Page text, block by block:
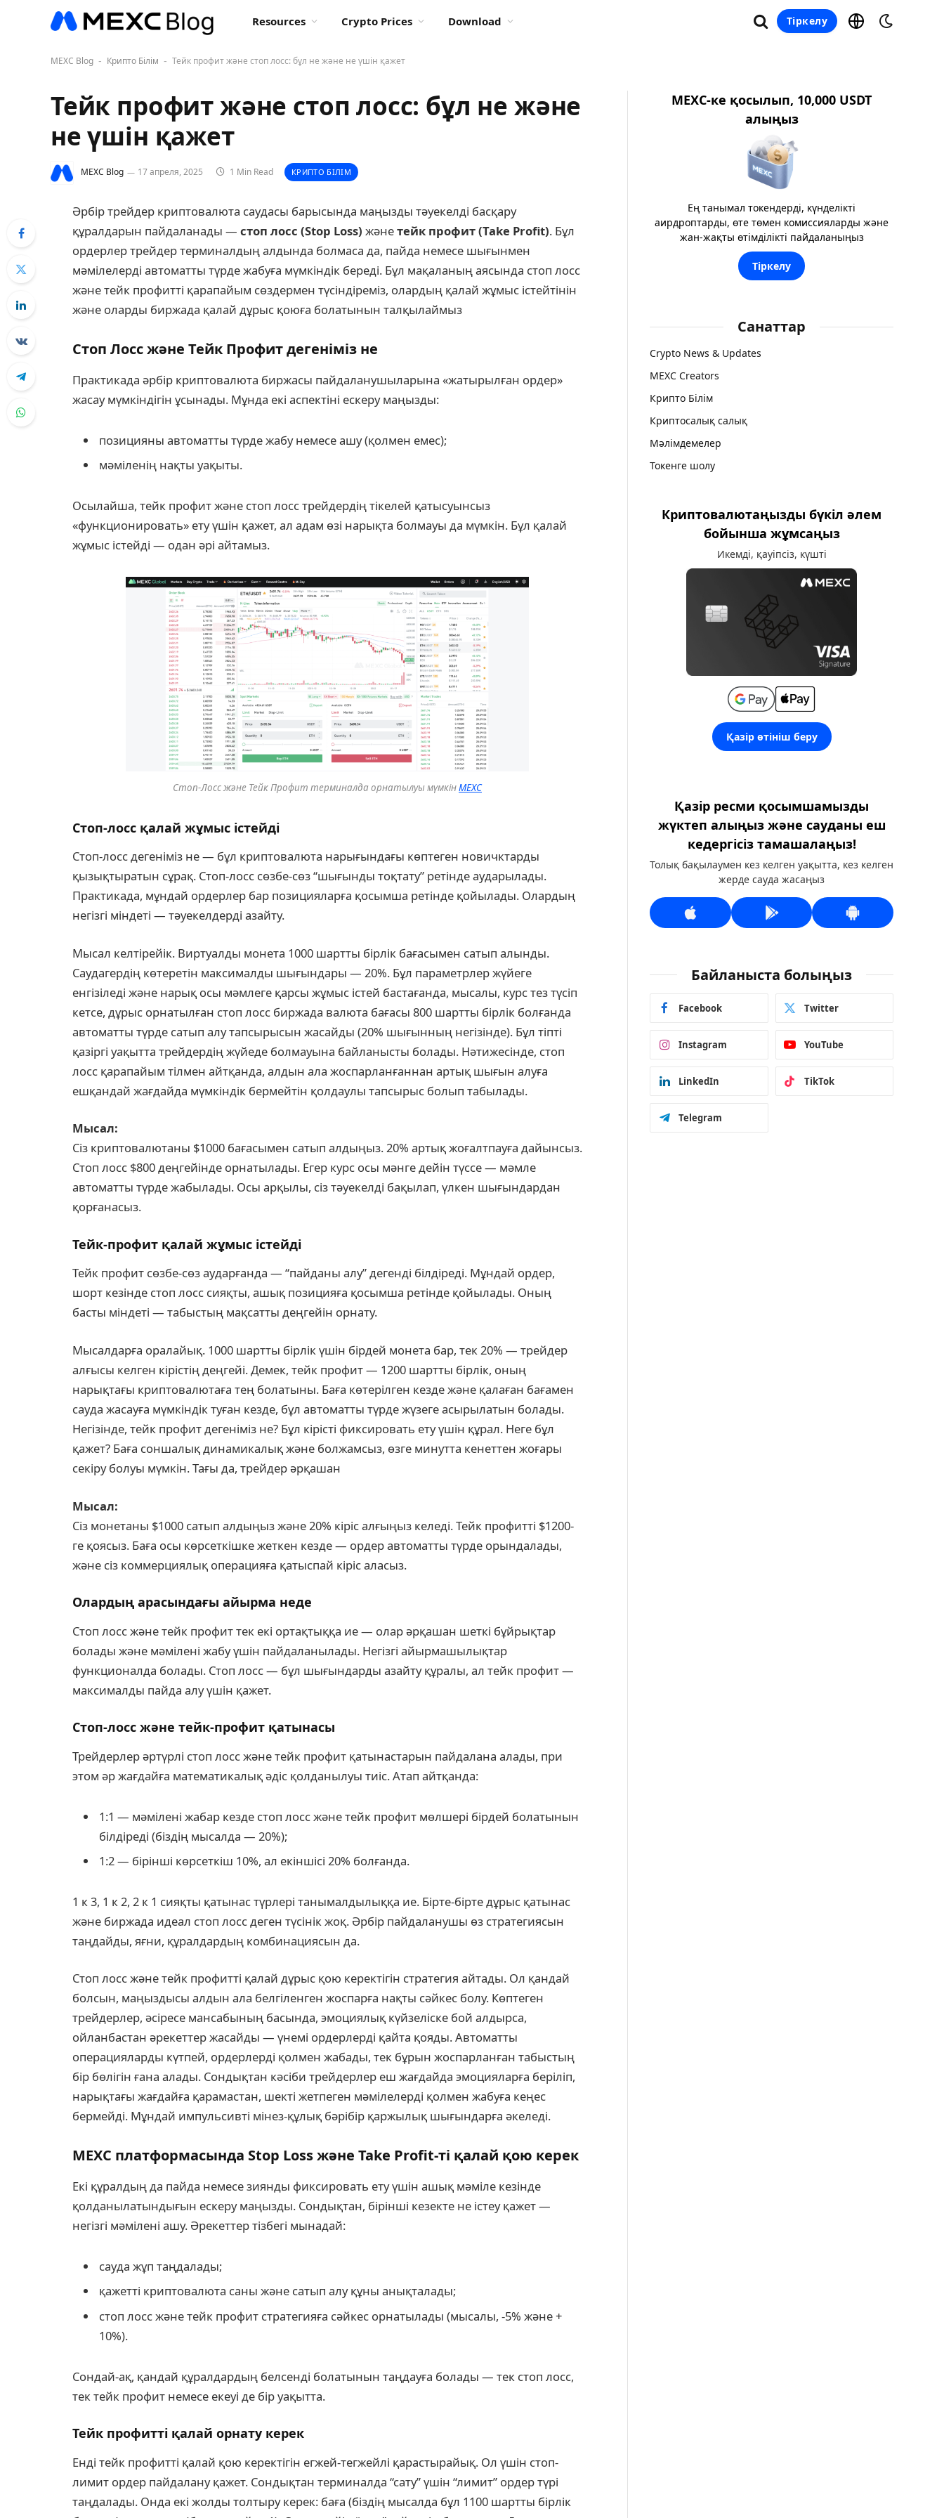
Resources Crypto Prices Download Тіркелу
MEXC Blog - Крипто Білім - Тейк профит және стоп лосс: бұл не және не үшін қажет
Тейк профит және стоп лосс: бұл не және
не үшін қажет
MEXC Blog 17 апреля, 2025 1 Min Read КРИПТО БІЛІМ
Әрбір трейдер криптовалюта саудасы барысында маңызды тәуекелді басқару
құралдарын пайдаланады — стоп лосс (Stop Loss) жәнетейк профит (Take Profit). Бұл
ордерлер трейдер терминалдың алдында болмаса да, пайда немесе шығынмен
мәмілелерді автоматты түрде жабуға мүмкіндік береді. Бұл мақаланың аясында стоп лосс
және тейк профитті қарапайым сөздермен түсіндіреміз, олардың қалай жұмыс істейтінін
және оларды биржада қалай дұрыс қоюға болатынын талқылаймыз
Стоп Лосс және Тейк Профит дегеніміз не
Практикада әрбір криптовалюта биржасы пайдаланушыларына «жатырылған ордер»
жасау мүмкіндігін ұсынады. Мұнда екі аспектіні ескеру маңызды:
позицияны автоматты түрде жабу немесе ашу (қолмен емес);
мәміленің нақты уақыты.
Осылайша, тейк профит және стоп лосс трейдердің тікелей қатысуынсыз
«функционировать» ету үшін қажет, ал адам өзі нарықта болмауы да мүмкін. Бұл қалай
жұмыс істейді — одан әрі айтамыз.
Стоп-Лосс және Тейк Профит терминалда орнатылуы мүмкінMEXC
Стоп-лосс қалай жұмыс істейді
Стоп-лосс дегеніміз не — бұл криптовалюта нарығындағы көптеген новичктарды
қызықтыратын сұрақ. Стоп-лосс сөзбе-сөз “шығынды тоқтату” ретінде аударылады.
Практикада, мұндай ордерлер бар позицияларға қосымша ретінде қойылады. Олардың
негізгі міндеті — тәуекелдерді азайту.
Мысал келтірейік. Виртуалды монета 1000 шартты бірлік бағасымен сатып алынды.
Саудагердің көтеретін максималды шығындары — 20%. Бұл параметрлер жүйеге
енгізіледі және нарық осы мәмлеге қарсы жұмыс істей бастағанда, мысалы, курс тез түсіп
кетсе, дұрыс орнатылған стоп лосс биржада валюта бағасы 800 шартты бірлік болғанда
автоматты түрде сатып алу тапсырысын жасайды (20% шығынның негізінде). Бұл тіпті
қазіргі уақытта трейдердің жүйеде болмауына байланысты болады. Нәтижесінде, стоп
лосс қарапайым тілмен айтқанда, алдын ала жоспарланғаннан артық шығын алуға
ешқандай жағдайда мүмкіндік бермейтін қолдаулы тапсырыс болып табылады.
Мысал:
Сіз криптовалютаны $1000 бағасымен сатып алдыңыз. 20% артық жоғалтпауға дайынсыз.
Стоп лосс $800 деңгейінде орнатылады. Егер курс осы мәнге дейін түссе — мәмле
автоматты түрде жабылады. Осы арқылы, сіз тәуекелді бақылап, үлкен шығындардан
қорғанасыз.
Тейк-профит қалай жұмыс істейді
Тейк профит сөзбе-сөз аударғанда — “пайданы алу” дегенді білдіреді. Мұндай ордер,
шорт кезінде стоп лосс сияқты, ашық позицияға қосымша ретінде қойылады. Оның
басты міндеті — табыстың мақсатты деңгейін орнату.
Мысалдарға оралайық. 1000 шартты бірлік үшін бірдей монета бар, тек 20% — трейдер
алғысы келген кірістің деңгейі. Демек, тейк профит — 1200 шартты бірлік, оның
нарықтағы криптовалютаға тең болатыны. Баға көтерілген кезде және қалаған бағамен
сауда жасауға мүмкіндік туған кезде, бұл автоматты түрде жүзеге асырылатын болады.
Негізінде, тейк профит дегеніміз не? Бұл кірісті фиксировать ету үшін құрал. Неге бұл
қажет? Баға соншалық динамикалық және болжамсыз, өзге минутта кенеттен жоғары
секіру болуы мүмкін. Тағы да, трейдер әрқашан
Мысал:
Сіз монетаны $1000 сатып алдыңыз және 20% кіріс алғыңыз келеді. Тейк профитті $1200-
ге қоясыз. Баға осы көрсеткішке жеткен кезде — ордер автоматты түрде орындалады,
және сіз коммерциялық операцияға қатыспай кіріс аласыз.
Олардың арасындағы айырма неде
Стоп лосс және тейк профит тек екі ортақтыққа ие — олар әрқашан шеткі бұйрықтар
болады және мәмілені жабу үшін пайдаланылады. Негізгі айырмашылықтар
функционалда болады. Стоп лосс — бұл шығындарды азайту құралы, ал тейк профит —
максималды пайда алу үшін қажет.
Стоп-лосс және тейк-профит қатынасы
Трейдерлер әртүрлі стоп лосс және тейк профит қатынастарын пайдалана алады, при
этом әр жағдайға математикалық әдіс қолданылуы тиіс. Атап айтқанда:
1:1 — мәмілені жабар кезде стоп лосс және тейк профит мөлшері бірдей болатынын
білдіреді (біздің мысалда — 20%);
1:2 — бірінші көрсеткіш 10%, ал екіншісі 20% болғанда.
1 к 3, 1 к 2, 2 к 1 сияқты қатынас түрлері танымалдылыққа ие. Бірте-бірте дұрыс қатынас
және биржада идеал стоп лосс деген түсінік жоқ. Әрбір пайдаланушы өз стратегиясын
таңдайды, яғни, құралдардың комбинациясын да.
Стоп лосс және тейк профитті қалай дұрыс қою керектігін стратегия айтады. Ол қандай
болсын, маңыздысы алдын ала белгіленген жоспарға нақты сәйкес болу. Көптеген
трейдерлер, әсіресе мансабының басында, эмоциялық күйзеліске бой алдырса,
ойланбастан әрекеттер жасайды — үнемі ордерлерді қайта қояды. Автоматты
операцияларды күтпей, ордерлерді қолмен жабады, тек бұрын жоспарланған табыстың
бір бөлігін ғана алады. Сондықтан кәсіби трейдерлер еш жағдайда эмоцияларға беріліп,
нарықтағы жағдайға қарамастан, шекті жетпеген мәмілелерді қолмен жабуға кеңес
бермейді. Мұндай импульсивті мінез-құлық бәрібір қаржылық шығындарға әкеледі.
MEXC платформасында Stop Loss және Take Profit-ті қалай қою керек
Екі құралдың да пайда немесе зиянды фиксировать ету үшін ашық мәміле кезінде
қолданылатындығын ескеру маңызды. Сондықтан, бірінші кезекте не істеу қажет —
негізгі мәмілені ашу. Әрекеттер тізбегі мынадай:
сауда жұп таңдалады;
қажетті криптовалюта саны және сатып алу құны анықталады;
стоп лосс және тейк профит стратегияға сәйкес орнатылады (мысалы, -5% және +
10%).
Сондай-ақ, қандай құралдардың белсенді болатынын таңдауға болады — тек стоп лосс,
тек тейк профит немесе екеуі де бір уақытта.
Тейк профитті қалай орнату керек
Енді тейк профитті қалай қою керектігін егжей-тегжейлі қарастырайық. Ол үшін стоп-
лимит ордер пайдалану қажет. Сондықтан терминалда “сату” үшін “лимит” ордер түрі
таңдалады. Онда екі жолды толтыру керек: баға (біздің мысалда бұл 1100 шартты бірлік
MEXC-ке қосылып, 10,000 USDT
алыңыз
Ең танымал токендерді, күнделікті
аирдроптарды, өте төмен комиссияларды және
жан-жақты өтімділікті пайдаланыңыз
Тіркелу
Санаттар
Crypto News & Updates
MEXC Creators
Крипто Білім
Криптосалық салық
Мәлімдемелер
Токенге шолу
Криптовалютаңызды бүкіл әлем
бойынша жұмсаңыз
Икемді, қауіпсіз, күшті
Қазір өтініш беру
Қазір ресми қосымшамызды
жүктеп алыңыз және сауданы еш
кедергісіз тамашалаңыз!
Толық бақылаумен кез келген уақытта, кез келген
жерде сауда жасаңыз
Байланыста болыңыз
Facebook Twitter
Instagram YouTube
LinkedIn TikTok
Telegram